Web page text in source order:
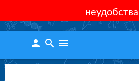
неудобства
person search menu